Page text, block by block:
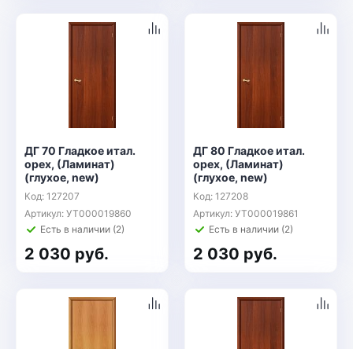
ДГ 70 Гладкое итал.
орех, (Ламинат)
(глухое, new)
Код: 127207
Артикул: УТ000019860
Есть в наличии (2)
2 030 руб.
ДГ 80 Гладкое итал.
орех, (Ламинат)
(глухое, new)
Код: 127208
Артикул: УТ000019861
Есть в наличии (2)
2 030 руб.